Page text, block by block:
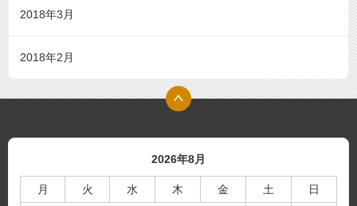
2018年3月
2018年2月
2026年8月
月 火 水 木 金 土 日